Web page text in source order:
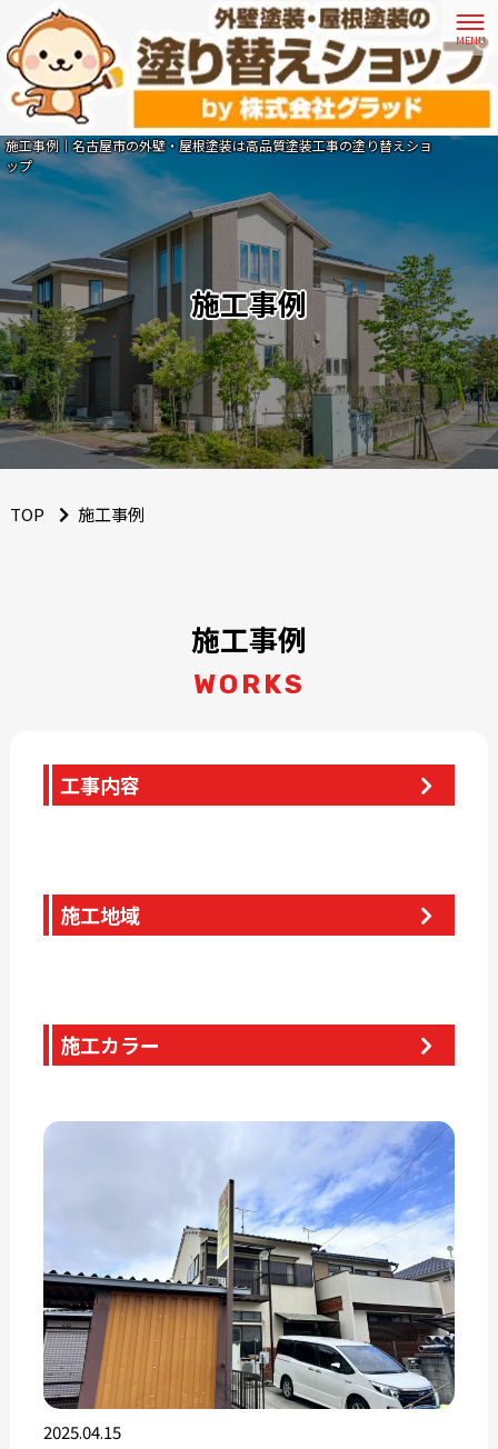
施工事例｜名古屋市の外壁・屋根塗装は高品質塗装工事の塗り替えショ
ップ
施工事例
TOP 施工事例
施工事例
WORKS
工事内容
施工地域
施工カラー
2025.04.15